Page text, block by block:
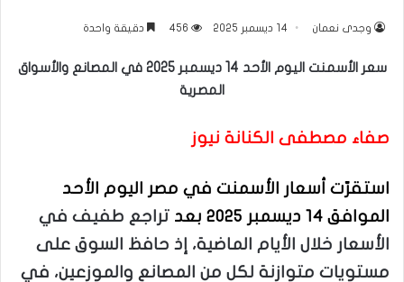
وجدى نعمان 14 ديسمبر 2025 456 دقيقة واحدة
سعر الأسمنت اليوم الأحد 14 ديسمبر 2025 في المصانع والأسواق
المصرية
صفاء مصطفى الكنانة نيوز
استقرّت أسعار الأسمنت في مصر اليوم الأحد
الموافق 14 ديسمبر 2025 بعد
تراجع طفيف في
الأسعار خلال الأيام الماضية، إذ حافظ السوق على
مستويات متوازنة لكل من المصانع والموزعين، في